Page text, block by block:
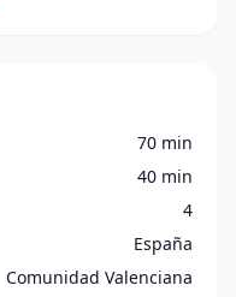
70 min
40 min
4
España
Comunidad Valenciana